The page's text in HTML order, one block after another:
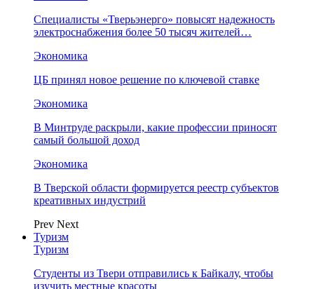
Специалисты «Тверьэнерго» повысят надежность
электроснабжения более 50 тысяч жителей…
Экономика
ЦБ принял новое решение по ключевой ставке
Экономика
В Минтруде раскрыли, какие профессии приносят
самый большой доход
Экономика
В Тверской области формируется реестр субъектов
креативных индустрий
Prev Next
Туризм
Туризм
Студенты из Твери отправились к Байкалу, чтобы
изучить местные красоты